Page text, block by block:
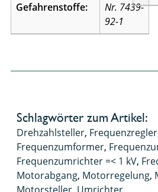
Gefahrenstoffe:
Nr. 7439-
92-1
Schlagwörter zum Artikel:
Drehzahlsteller, Frequenzregler
Frequenzumformer,
Frequenzumrichter =< 1 kV,
Motorabgang, Motorregelung,